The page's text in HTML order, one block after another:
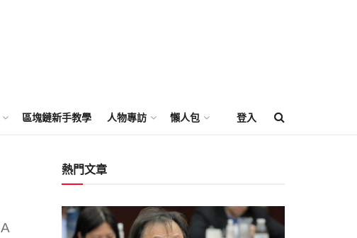
區塊鏈新手教學 人物專訪 懶人包 登入
A
熱門文章